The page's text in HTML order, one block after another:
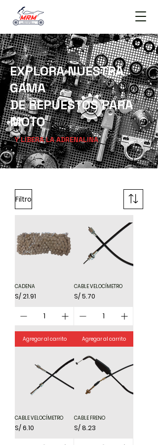
EXPLORA NUESTRA
GAMA
DE REPUESTOS PARA
MOTO
Y LIBERA LA ADRENALINA
Filtro
CADENA
Precio
S/ 21.91
Agregar al carrito
CABLE VELOCÍMETRO
Precio
S/ 5.70
Agregar al carrito
CABLE VELOCÍMETRO
Precio
S/ 6.10
CABLE FRENO
Precio
S/ 8.23